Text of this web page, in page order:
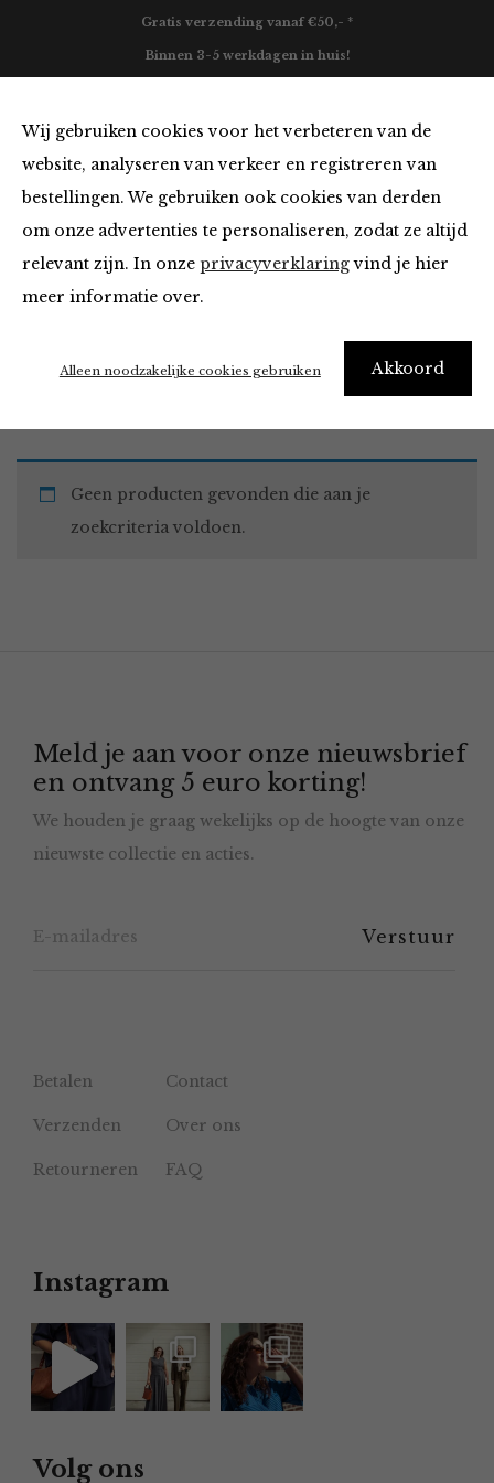
Wij gebruiken cookies voor het verbeteren van de
website, analyseren van verkeer en registreren van
bestellingen. We gebruiken ook cookies van derden
om onze advertenties te personaliseren, zodat ze altijd
relevant zijn. In onze privacyverklaringvind je hier
meer informatie over.
Akkoord
Alleen noodzakelijke cookies gebruiken
Gratis verzending vanaf €50,- *
Binnen 3-5 werkdagen in huis!
Must Haves
Home Winkel Accessoires Must Haves
Geen producten gevonden die aan je
zoekcriteria voldoen.
Meld je aan voor onze nieuwsbrief
en ontvang 5 euro korting!
We houden je graag wekelijks op de hoogte van onze
nieuwste collectie en acties.
Betalen Contact
Verzenden Over ons
Retourneren FAQ
Instagram
Volg ons